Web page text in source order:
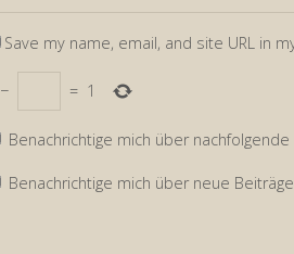
Save my name, email, and site URL in
− = 1
Benachrichtige mich über
Benachrichtige mich über neue